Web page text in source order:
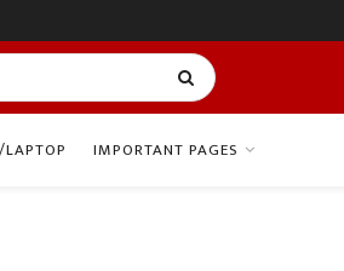
IMPORTANT PAGES